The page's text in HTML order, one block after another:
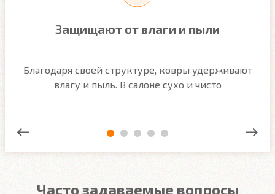
Защищают от влаги и пыли
Благодаря своей структуре, ковры удерживают
влагу и пыль. В салоне сухо и чисто
Часто задаваемые вопросы